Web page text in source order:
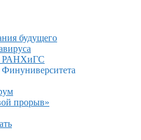
будущего
РАНХиГС
Финуниверситета
прорыв»